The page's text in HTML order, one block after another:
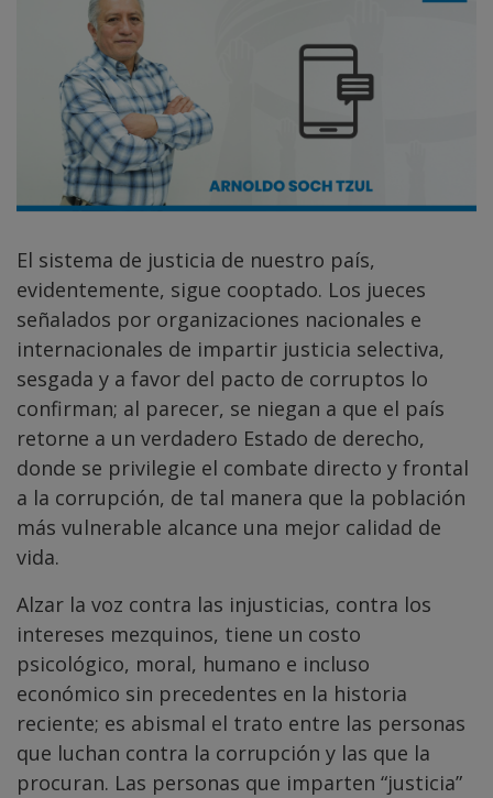
El sistema de justicia de nuestro país,
evidentemente, sigue cooptado. Los jueces
señalados por organizaciones nacionales e
internacionales de impartir justicia selectiva,
sesgada y a favor del pacto de corruptos lo
confirman; al parecer, se niegan a que el país
retorne a un verdadero Estado de derecho,
donde se privilegie el combate directo y frontal
a la corrupción, de tal manera que la población
más vulnerable alcance una mejor calidad de
vida.
Alzar la voz contra las injusticias, contra los
intereses mezquinos, tiene un costo
psicológico, moral, humano e incluso
económico sin precedentes en la historia
reciente; es abismal el trato entre las personas
que luchan contra la corrupción y las que la
procuran. Las personas que imparten “justicia”